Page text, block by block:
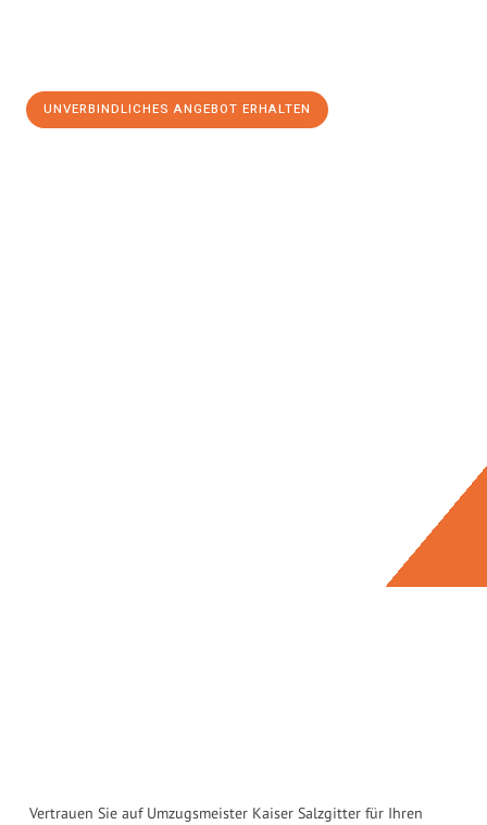
UNVERBINDLICHES ANGEBOT ERHALTEN
Vertrauen Sie auf Umzugsmeister Kaiser Salzgitter für Ihren